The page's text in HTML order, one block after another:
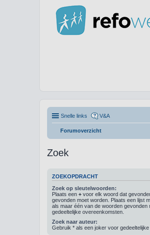
Snelle links V&A
Forumoverzicht
Zoek
ZOEKOPDRACHT
Zoek op sleutelwoorden:
Plaats een + voor elk woord dat
gevonden moet worden. Plaats een lijst
als maar één van de woorden
gedeeltelijke overeenkomsten.
Zoek naar auteur:
Gebruik * als een joker voor